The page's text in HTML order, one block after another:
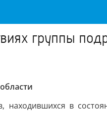
группы
находившихся в